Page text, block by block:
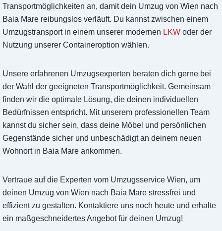
Transportmöglichkeiten an, damit dein Umzug von Wien nach
Baia Mare reibungslos verläuft. Du kannst zwischen einem
Umzugstransport in einem unserer modernen LKW oder der
Nutzung unserer Containeroption wählen.
Unsere erfahrenen Umzugsexperten beraten dich gerne bei
der Wahl der geeigneten Transportmöglichkeit. Gemeinsam
finden wir die optimale Lösung, die deinen individuellen
Bedürfnissen entspricht. Mit unserem professionellen Team
kannst du sicher sein, dass deine Möbel und persönlichen
Gegenstände sicher und unbeschädigt an deinem neuen
Wohnort in Baia Mare ankommen.
Vertraue auf die Experten vom Umzugsservice Wien, um
deinen Umzug von Wien nach Baia Mare stressfrei und
effizient zu gestalten. Kontaktiere uns noch heute und erhalte
ein maßgeschneidertes Angebot für deinen Umzug!